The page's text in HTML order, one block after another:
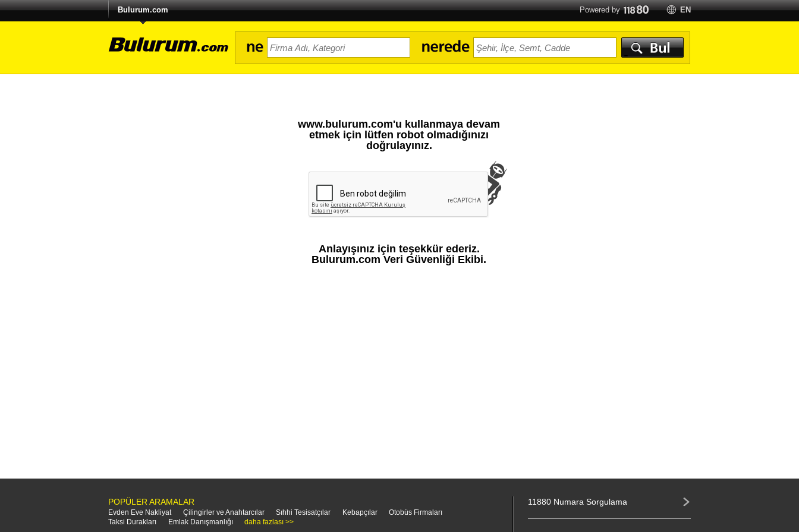
Bulurum.com Powered by EN
www.bulurum.com'u kullanmaya devam
etmek için lütfen robot olmadığınızı
doğrulayınız.
Anlayışınız için teşekkür ederiz.
Bulurum.com Veri Güvenliği Ekibi.
POPÜLER ARAMALAR
Evden Eve Nakliyat Çilingirler ve Anahtarcılar Sıhhi Tesisatçılar Kebapçılar
Otobüs Firmaları
Taksi Durakları
Emlak Danışmanlığı daha fazlası >>
11880 Numara Sorgulama